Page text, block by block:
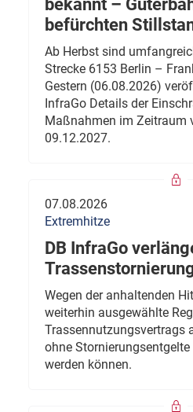
bekannt –
befürchten
Ab Herbst sind
Strecke 6153 Berlin –
Gestern (06.08.2026)
InfraGo Details der
Maßnahmen im Zeitraum
09.12.2027.
07.08.2026
Extremhitze
DB InfraGo
Wegen der anhaltenden
weiterhin ausgewählte
Trassennutzungsvertrags
ohne
werden können.